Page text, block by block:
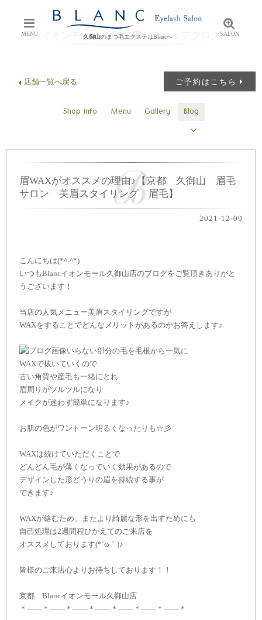
MENU 久御山のまつ毛エクステはBlancへ SALON
イオンモール久御山店のスタッフブログ
ご予約はこちら
店舗一覧へ戻る
Shop info Menu Gallery Blog
眉WAXがオススメの理由♪【京都 久御山 眉毛
サロン 美眉スタイリング 眉毛】
2021-12-09
こんにちは(*^-^*)
いつもBlancイオンモール久御山店のブログをご覧頂きありがと
うございます！
当店の人気メニュー美眉スタイリングですが
WAXをすることでどんなメリットがあるのかお答えします♪
いらない部分の毛を毛根から一気に
WAXで抜いていくので
古い角質や産毛も一緒にとれ
眉周りがツルツルになり
メイクが迷わず簡単になります♪
お肌の色がワントーン明るくなったりも☆彡
WAXは続けていただくことで
どんどん毛が薄くなっていく効果があるので
デザインした形どうりの眉を持続する事が
できます♪
WAXが絡むため、またより綺麗な形を出すためにも
自己処理は2週間程ひかえてのご来店を
オススメしております(*´ω｀)♪
皆様のご来店心よりお待ちしております！！
京都 Blancイオンモール久御山店
＊——＊——＊——＊——＊——＊——＊——＊